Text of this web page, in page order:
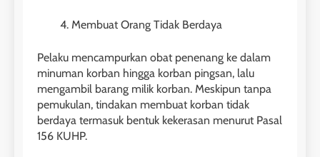
Membuat Orang Tidak Berdaya
Pelaku mencampurkan obat penenang ke dalam
minuman korban hingga korban pingsan, lalu
mengambil barang milik korban. Meskipun tanpa
pemukulan, tindakan membuat korban tidak
berdaya termasuk bentuk kekerasan menurut Pasal
156 KUHP.